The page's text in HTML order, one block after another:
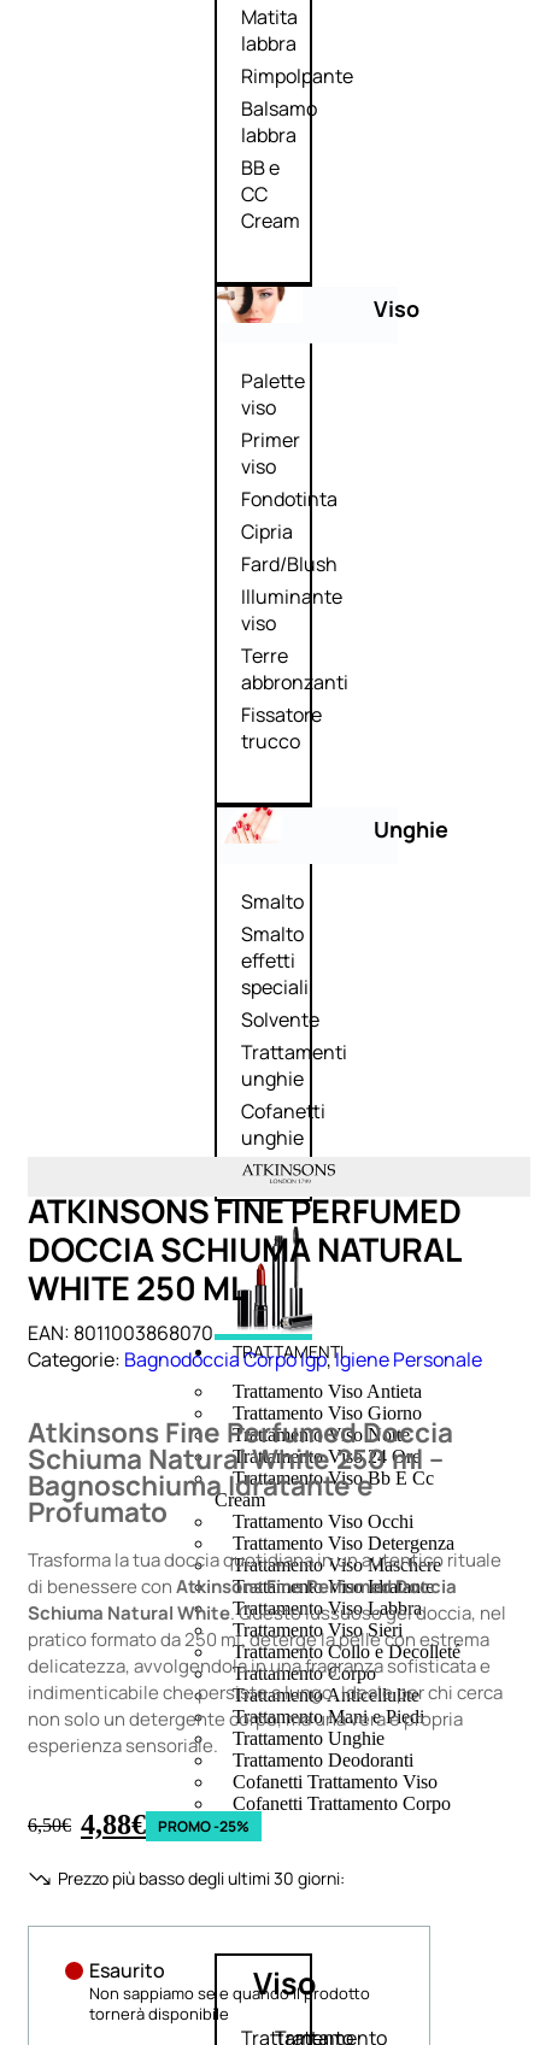
Matita
labbra
Rimpolpante
Balsamo
labbra
BB e
CC
Cream
Viso
Palette
viso
Primer
viso
Fondotinta
Cipria
Fard/Blush
Illuminante
viso
Terre
abbronzanti
Fissatore
trucco
Unghie
Smalto
Smalto
effetti
speciali
Solvente
Trattamenti
unghie
Cofanetti
unghie
TRATTAMENTI
Trattamento Viso Antieta
Trattamento Viso Giorno
Trattamento Viso Notte
Trattamento Viso 24 Ore
Trattamento Viso Bb E Cc
Cream
Trattamento Viso Occhi
Trattamento Viso Detergenza
Trattamento Viso Maschere
Trattamento Viso Idratante
Trattamento Viso Labbra
Trattamento Viso Sieri
Trattamento Collo e Decolleté
Trattamento Corpo
Trattamento Anticellulite
Trattamento Mani e Piedi
Trattamento Unghie
Trattamento Deodoranti
Cofanetti Trattamento Viso
Cofanetti Trattamento Corpo
Viso
Trattamento
Trattamento
ATKINSONS FINE PERFUMED
DOCCIA SCHIUMA NATURAL
WHITE 250 ML
EAN: 8011003868070
Categorie: Bagnodoccia Corpo Igp,Igiene Personale
Atkinsons Fine Perfumed Doccia
Schiuma Natural White 250 ml –
Bagnoschiuma Idratante e
Profumato
Trasforma la tua doccia quotidiana in un autentico rituale
di benessere conAtkinsons Fine Perfumed Doccia
Schiuma Natural White. Questo lussuoso gel doccia, nel
pratico formato da 250 ml, deterge la pelle con estrema
delicatezza, avvolgendola in una fragranza sofisticata e
indimenticabile che persiste a lungo. Ideale per chi cerca
non solo un detergente corpo, ma una vera e propria
esperienza sensoriale.
6,50€ 4,88€ PROMO -25%
Prezzo più basso degli ultimi 30 giorni:
Esaurito
Non sappiamo se e quando il prodotto
tornerà disponibile